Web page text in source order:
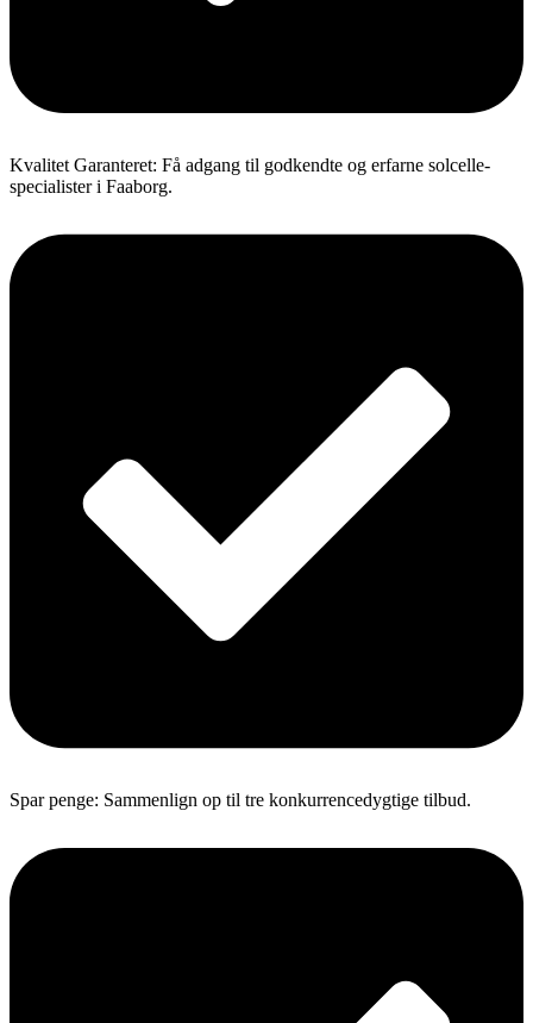
Kvalitet Garanteret: Få adgang til godkendte og erfarne solcelle-
specialister i Faaborg.
Spar penge: Sammenlign op til tre konkurrencedygtige tilbud.